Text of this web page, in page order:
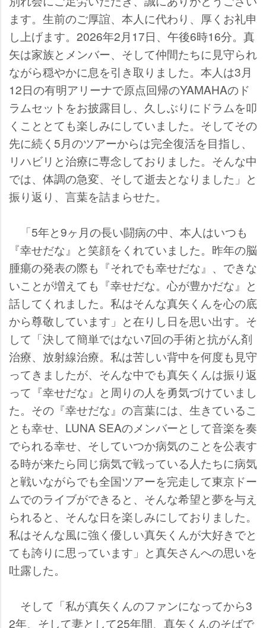
ます。生前のご厚誼、本人に代わり、厚くお礼申
し上げます。2026年2月17日、午後6時16分。真
矢は家族とメンバー、そして仲間たちに見守られ
ながら穏やかに息を引き取りました。本人は3月
12日の有明アリーナで原点回帰のYAMAHAのド
ラムセットをお披露目し、久しぶりにドラムを叩
くこととても楽しみにしていました。そしてその
先に続く5月のツアーからは完全復活を目指し、
リハビリと治療に専念しておりました。そんな中
では、体調の急変、そして逝去となりました」と
振り返り、言葉を詰まらせた。
「5年と9ヶ月の長い闘病の中、本人はいつも
『幸せだな』と笑顔をくれていました。昨年の脳
腫瘍の発表の際も『それでも幸せだな』、できな
いことが増えても『幸せだな。心が豊かだな』と
話してくれました。私はそんな真矢くんを心の底
から尊敬しています」と在りし日を思い出す。そ
して「決して簡単ではない7回の手術と抗がん剤
治療、放射線治療。私は苦しい背中を何度も見守
ってきましたが、そんな中でも真矢くんは振り返
って『幸せだな』と周りの人を勇気づけていまし
た。その『幸せだな』の言葉には、生きているこ
とも幸せ、LUNA SEAのメンバーとして音楽を奏
でられる幸せ、そしていつか病気のことを公表す
る時が来たら同じ病気で戦っている人たちに病気
と戦いながらでも全国ツアーを完走して東京ドー
ムでのライブができると、そんな希望と夢を与え
られると、そんな日を楽しみにしておりました。
私はそんな風に強く優しい真矢くんが大好きでと
ても誇りに思っています」と真矢さんへの思いを
吐露した。
そして「私が真矢くんのファンになってから3
2年、そして妻として25年間、真矢くんのそばで